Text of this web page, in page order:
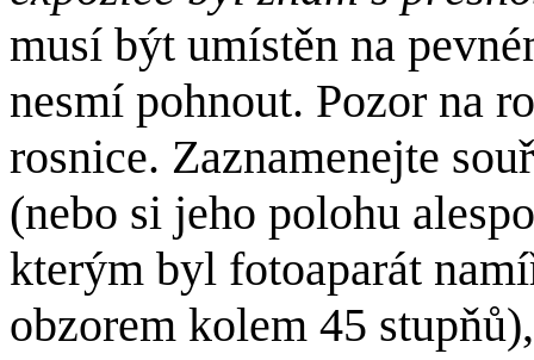
musí být umístěn na
nesmí pohnout. Pozor na
rosnice. Zaznamenejte
(nebo si jeho polohu
kterým byl fotoaparát
obzorem kolem 45